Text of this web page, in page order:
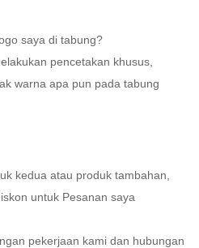
saya di tabung?
pencetakan khusus,
warna apa pun pada tabung
kedua atau produk tambahan,
untuk Pesanan saya
pekerjaan kami dan hubungan